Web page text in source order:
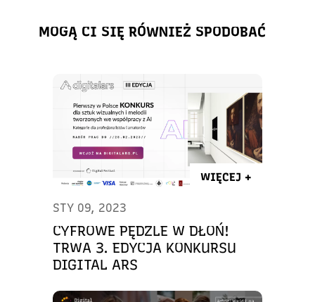
MOGĄ CI SIĘ RÓWNIEŻ SPODOBAĆ
WIĘCEJ +
STY 09, 2023
CYFROWE PĘDZLE W DŁOŃ!
TRWA 3. EDYCJA KONKURSU
DIGITAL ARS